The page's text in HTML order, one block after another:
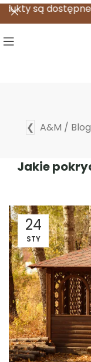
❮ A&M / Blog
Jakie
24
STY
w